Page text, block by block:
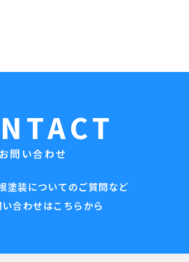
お問い合わせ
塗装についてのご質問など
合わせはこちらから